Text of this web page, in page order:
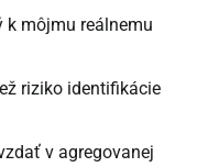
môjmu reálnemu
riziko identifikácie
v agregovanej